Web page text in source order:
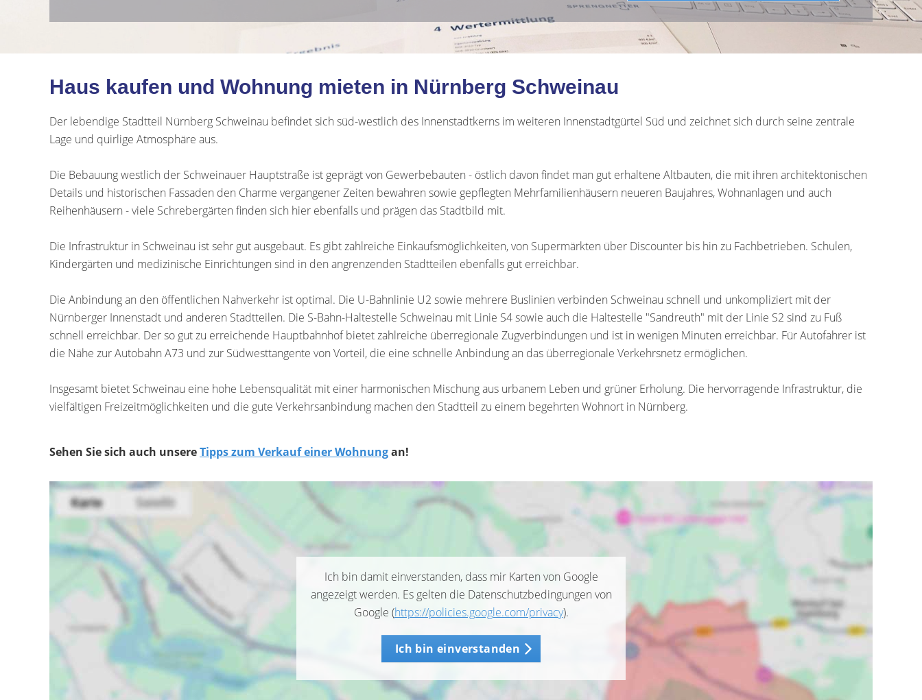
Haus kaufen und Wohnung mieten in Nürnberg Schweinau
Der lebendige Stadtteil Nürnberg Schweinau befindet sich süd-westlich des Innenstadtkerns im weiteren Innenstadtgürtel Süd und zeichnet sich durch seine zentrale
Lage und quirlige Atmosphäre aus.
Die Bebauung westlich der Schweinauer Hauptstraße ist geprägt von Gewerbebauten - östlich davon findet man gut erhaltene Altbauten, die mit ihren architektonischen
Details und historischen Fassaden den Charme vergangener Zeiten bewahren sowie gepflegten Mehrfamilienhäusern neueren Baujahres, Wohnanlagen und auch
Reihenhäusern - viele Schrebergärten finden sich hier ebenfalls und prägen das Stadtbild mit.
Die Infrastruktur in Schweinau ist sehr gut ausgebaut. Es gibt zahlreiche Einkaufsmöglichkeiten, von Supermärkten über Discounter bis hin zu Fachbetrieben. Schulen,
Kindergärten und medizinische Einrichtungen sind in den angrenzenden Stadtteilen ebenfalls gut erreichbar.
Die Anbindung an den öffentlichen Nahverkehr ist optimal. Die U-Bahnlinie U2 sowie mehrere Buslinien verbinden Schweinau schnell und unkompliziert mit der
Nürnberger Innenstadt und anderen Stadtteilen. Die S-Bahn-Haltestelle Schweinau mit Linie S4 sowie auch die Haltestelle "Sandreuth" mit der Linie S2 sind zu Fuß
schnell erreichbar. Der so gut zu erreichende Hauptbahnhof bietet zahlreiche überregionale Zugverbindungen und ist in wenigen Minuten erreichbar. Für Autofahrer ist
die Nähe zur Autobahn A73 und zur Südwesttangente von Vorteil, die eine schnelle Anbindung an das überregionale Verkehrsnetz ermöglichen.
Insgesamt bietet Schweinau eine hohe Lebensqualität mit einer harmonischen Mischung aus urbanem Leben und grüner Erholung. Die hervorragende Infrastruktur, die
vielfältigen Freizeitmöglichkeiten und die gute Verkehrsanbindung machen den Stadtteil zu einem begehrten Wohnort in Nürnberg.
Sehen Sie sich auch unsereTipps zum Verkauf einer Wohnungan!
Ich bin damit einverstanden, dass mir Karten von Google
angezeigt werden. Es gelten die Datenschutzbedingungen von
Google (https://policies.google.com/privacy).
Ich bin einverstanden